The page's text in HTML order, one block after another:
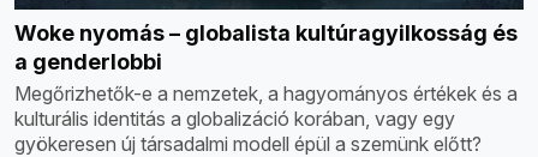
Woke nyomás – globalista kultúragyilkosság és
a genderlobbi
Megőrizhetők-e a nemzetek, a hagyományos értékek és a
kulturális identitás a globalizáció korában, vagy egy
gyökeresen új társadalmi modell épül a szemünk előtt?